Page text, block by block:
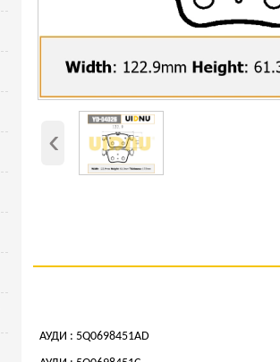
‹
АУДИ : 5Q0698451AD